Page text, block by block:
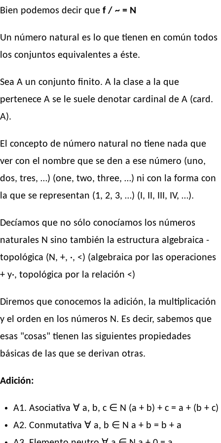
Bien podemos decir que f / ~ = N
Un número natural es lo que tienen en común todos
los conjuntos equivalentes a éste.
Sea A un conjunto finito. A la clase a la que
pertenece A se le suele denotar cardinal de A (card.
A).
El concepto de número natural no tiene nada que
ver con el nombre que se den a ese número (uno,
dos, tres, …) (one, two, three, …) ni con la forma con
la que se representan (1, 2, 3, …) (I, II, III, IV, …).
Decíamos que no sólo conocíamos los números
naturales N sino también la estructura algebraica -
topológica (N, +, ·, <) (algebraica por las operaciones
+ y·, topológica por la relación <)
Diremos que conocemos la adición, la multiplicación
y el orden en los números N. Es decir, sabemos que
esas "cosas" tienen las siguientes propiedades
básicas de las que se derivan otras.
Adición:
A1. Asociativa ∀ a, b, c ∈ N (a + b) + c = a + (b + c)
A2. Conmutativa ∀ a, b ∈ N a + b = b + a